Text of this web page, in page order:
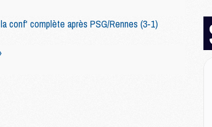
conf' complète après PSG/Rennes (3-1)